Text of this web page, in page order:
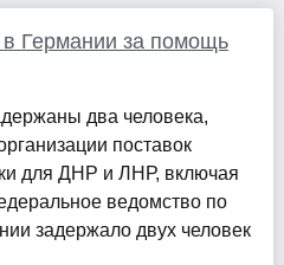
в Германии за помощь
два человека,
поставок
для ДНР и ЛНР, включая
ведомство по
задержало двух человек